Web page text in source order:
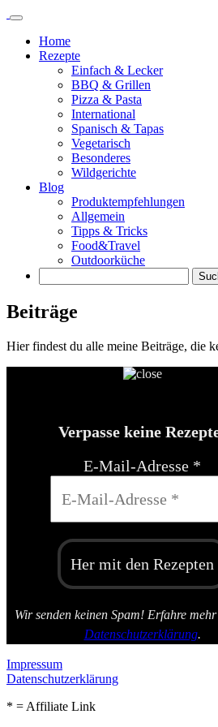
Springe
Inhalt
Home
Rezepte
Einfach & Lecker
BBQ & Grillen
Pizza & Pasta
International
Spanisch & Tapas
Vegetarisch
Besonderes
Wildgerichte
Blog
Produktempfehlungen
Allgemein
Tipps & Tricks
Food&Travel
Outdoorküche
Beiträge
Hier findest du alle meine Beiträge, die
Verpasse keine
E-Mail-Adresse *
Wir senden keinen Spam! Erfahre
Datenschutzerklärung.
Impressum
Datenschutzerklärung
* = Affiliate Link